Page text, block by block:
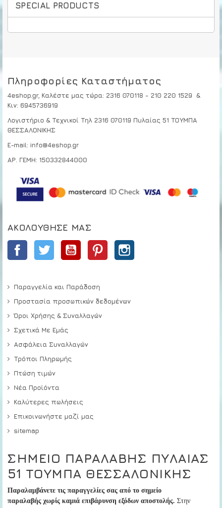
SPECIAL PRODUCTS
Πληροφορίες Καταστήματος
4eshop.gr, Καλέστε μας τώρα: 2316 070118 - 210 220 1529
&
Κιν: 6945736919
Λογιστήριο & Τεχνικοί Τηλ 2316 070119 Πυλαίας 51 ΤΟΥΜΠΑ
ΘΕΣΣΑΛΟΝΙΚΗΣ
E-mail: info@4eshop.gr
ΑΡ. ΓΕΜΗ: 150332844000
ΑΚΟΛΟΎΘΗΣΕ ΜΑΣ
Facebook Twitter YouTube Pinterest
Παραγγελία και Παράδοση
Προστασία προσωπικών δεδομένων
Όροι Χρήσης & Συναλλαγών
Σχετικά Με Εμάς
Ασφάλεια Συναλλαγών
Τρόποι Πληρωμής
Πτώση τιμών
Νέα Προϊόντα
Καλύτερες πωλήσεις
Επικοινωνήστε μαζί μας
sitemap
ΣΗΜΕΙΟ ΠΑΡΑΛΑΒΗΣ ΠΥΛΑΙΑΣ
51 ΤΟΥΜΠΑ ΘΕΣΣΑΛΟΝΙΚΗΣ
Παραλαμβάνετε τις παραγγελίες σας από το σημείο
παραλαβής χωρίς καμιά επιβάρυνση εξόδων αποστολής. Στην